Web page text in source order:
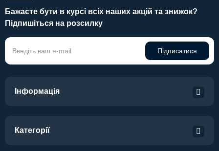
Бажаєте бути в курсі всіх наших акцій та знижок?
Підпишіться на розсилку
Підписатися
Інформація
Категорії